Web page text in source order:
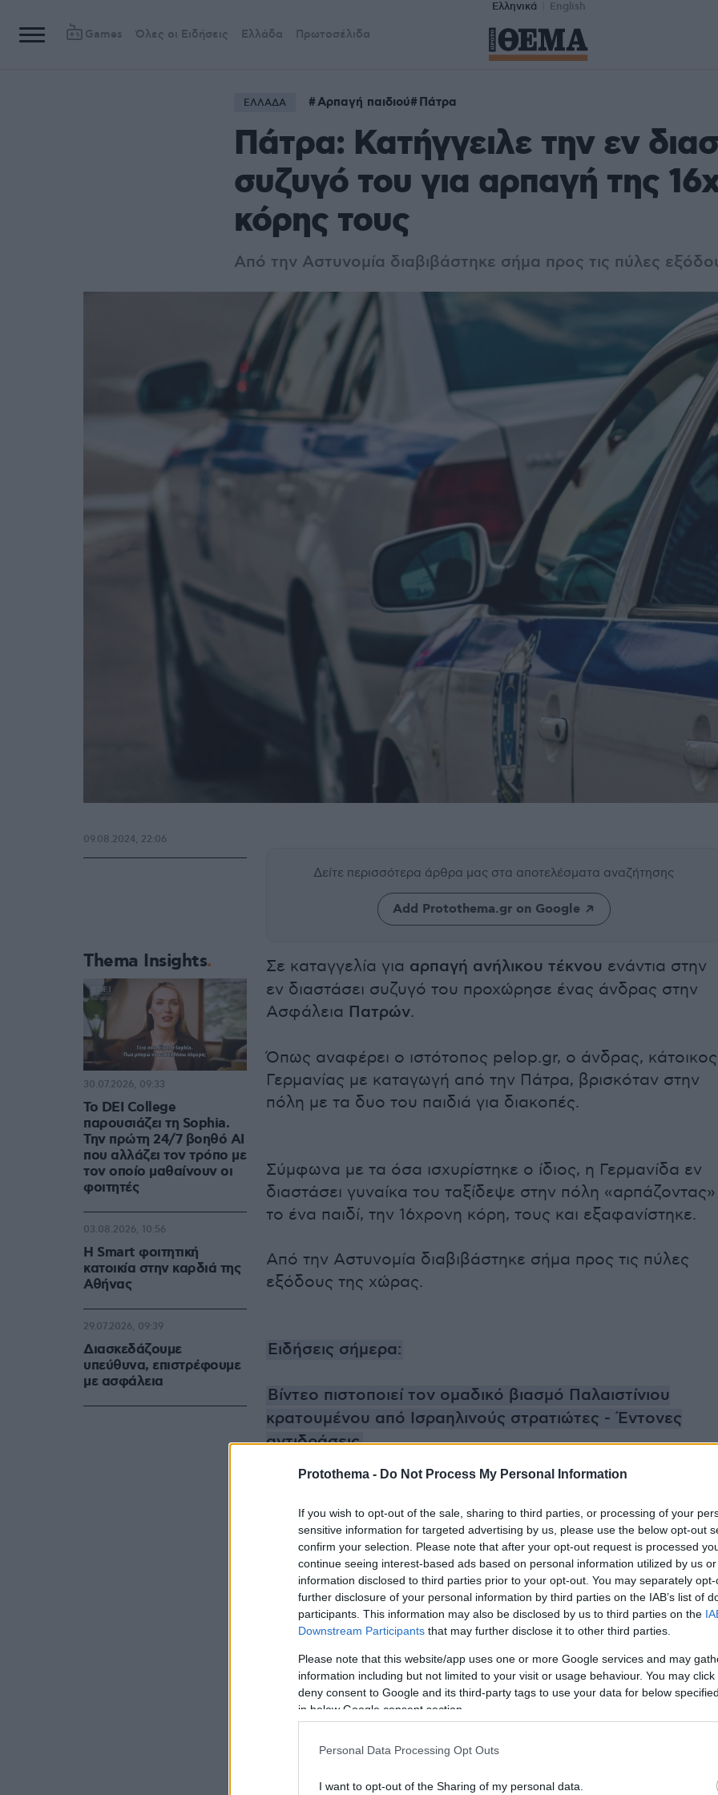
Protothema - Do Not Process My Personal Information
If you wish to opt-out of the sale, sharing to third parties, or processing of your
sensitive information for targeted advertising by us, please use the below opt-out
confirm your selection. Please note that after your opt-out request is processed
continue seeing interest-based ads based on personal information utilized by us
information disclosed to third parties prior to your opt-out. You may separately
further disclosure of your personal information by third parties on the IAB’s list of
participants. This information may also be disclosed by us to third parties on the
Downstream Participants that may further disclose it to other third parties.
Please note that this website/app uses one or more Google services and may
information including but not limited to your visit or usage behaviour. You may
deny consent to Google and its third-party tags to use your data for below
in below Google consent section.
Personal Data Processing Opt Outs
I want to opt-out of the Sharing of my personal data.
Ελληνικά English
Games Όλες οι Ειδήσεις Ελλάδα Πρωτοσέλιδα
ΕΛΛΑΔΑ Αρπαγή παιδιού Πάτρα
Πάτρα: Κατήγγειλε την εν
συζυγό του για αρπαγή της
κόρης τους
Από την Αστυνομία διαβιβάστηκε σήμα προς τις πύλες
Δείτε περισσότερα άρθρα μας στα αποτελέσματα αναζήτησης
Add Protothema.gr on Google
Σε καταγγελία για αρπαγή ανήλικου τέκνου ενάντια στην
εν διαστάσει συζυγό του προχώρησε ένας άνδρας στην
Ασφάλεια Πατρών.
Όπως αναφέρει ο ιστότοπος pelop.gr, o άνδρας, κάτοικος
Γερμανίας με καταγωγή από την Πάτρα, βρισκόταν στην
πόλη με τα δυο του παιδιά για διακοπές.
Σύμφωνα με τα όσα ισχυρίστηκε ο ίδιος, η Γερμανίδα εν
διαστάσει γυναίκα του ταξίδεψε στην πόλη «αρπάζοντας»
το ένα παιδί, την 16χρονη κόρη, τους και εξαφανίστηκε.
Από την Αστυνομία διαβιβάστηκε σήμα προς τις πύλες
εξόδους της χώρας.
Ειδήσεις σήμερα:
Βίντεο πιστοποιεί τον ομαδικό βιασμό Παλαιστίνιου
κρατουμένου από Ισραηλινούς στρατιώτες - Έντονες
αντιδράσεις
ασφαλείας της Χαμάς
«Ανεπιθύμητος» ο Σαϊεντολόγος Τομ Κρουζ στους
Ολυμπιακούς Αγώνες - Καταγγελίες για προσπάθειες
προσηλυτισμού στο Παρίσι
09.08.2024, 22:06
Thema Insights
Το DEI College
παρουσιάζει τη Sophia.
Την πρώτη 24/7 βοηθό AI
που αλλάζει τον τρόπο με
τον οποίο μαθαίνουν οι
φοιτητές
30.07.2026, 09:33
Η Smart φοιτητική
κατοικία στην καρδιά της
Αθήνας
03.08.2026, 10:56
Διασκεδάζουμε
υπεύθυνα, επιστρέφουμε
με ασφάλεια
29.07.2026, 09:39